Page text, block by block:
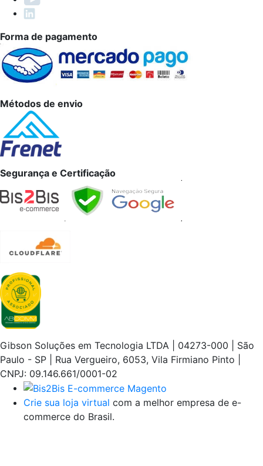
Forma de pagamento
Métodos de envio
Segurança e Certificação
Gibson Soluções em Tecnologia LTDA | 04273-000 | São
Paulo - SP | Rua Vergueiro, 6053, Vila Firmiano Pinto |
CNPJ: 09.146.661/0001-02
Crie sua loja virtual com a melhor empresa de e-
commerce do Brasil.